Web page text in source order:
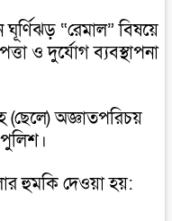
“রেমাল” বিষয়ে
ও দুর্যোগ ব্যবস্থাপনা
অজ্ঞাতপরিচয়
হুমকি দেওয়া হয়: